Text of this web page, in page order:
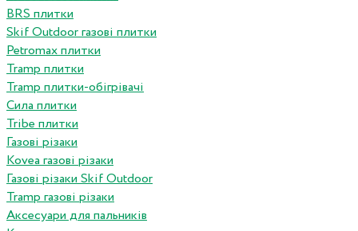
BRS плитки
Skif Outdoor газові плитки
Petromax плитки
Tramp плитки
Tramp плитки-обігрівачі
Сила плитки
Tribe плитки
Газові різаки
Kovea газові різаки
Газові різаки Skif Outdoor
Tramp газові різаки
Аксесуари для пальників